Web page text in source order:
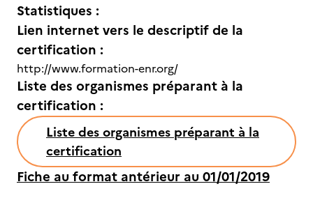
Statistiques :
Lien internet vers le descriptif de la
certification :
http://www.formation-enr.org/
Liste des organismes préparant à la
certification :
Liste des organismes préparant à la
certification
Fiche au format antérieur au 01/01/2019